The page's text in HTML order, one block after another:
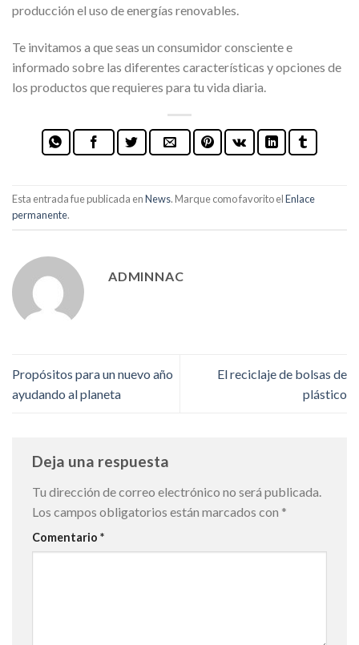
producción el uso de energías renovables.
Te invitamos a que seas un consumidor consciente e
informado sobre las diferentes características y opciones de
los productos que requieres para tu vida diaria.
Esta entrada fue publicada enNews. Marque como favorito elEnlace
permanente.
ADMINNAC
Propósitos para un nuevo año
ayudando al planeta
El reciclaje de bolsas de
plástico
Deja una respuesta
Tu dirección de correo electrónico no será publicada.
Los campos obligatorios están marcados con *
Comentario *